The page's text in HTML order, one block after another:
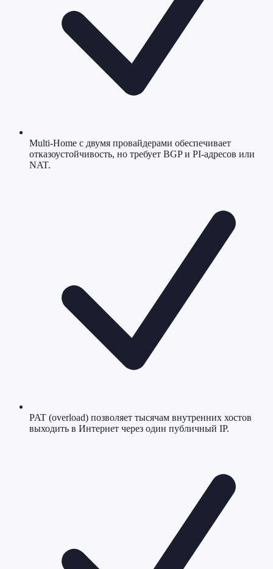
Multi-Home с двумя провайдерами обеспечивает
отказоустойчивость, но требует BGP и PI-адресов или
NAT.
PAT (overload) позволяет тысячам внутренних хостов
выходить в Интернет через один публичный IP.